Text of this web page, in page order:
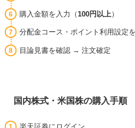
購入金額を入力（ 100円以上 ）
分配金コース・ポイント利用設定
目論見書を確認 → 注文確定
国内株式・米国株の購入手順
楽天証券にログイン